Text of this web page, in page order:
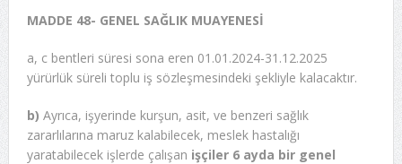
MADDE 48- GENEL SAĞLIK MUAYENESİ
a, c bentleri süresi sona eren 01.01.2024-31.12.2025
yürürlük süreli toplu iş sözleşmesindeki şekliyle kalacaktır.
b) Ayrıca, işyerinde kurşun, asit, ve benzeri sağlık
zararlılarına maruz kalabilecek, meslek hastalığı
yaratabilecek işlerde çalışan işçiler 6 ayda bir genel